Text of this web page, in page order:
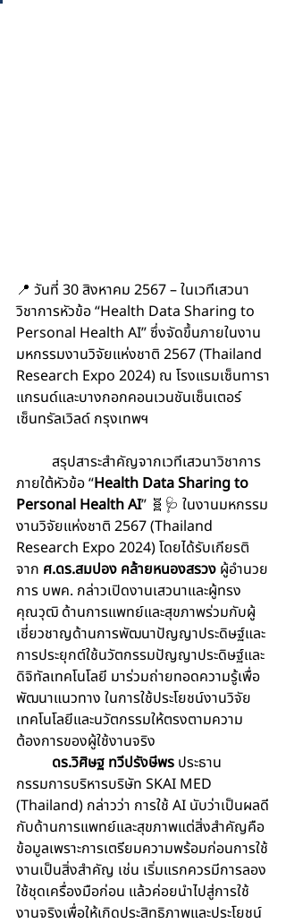
📍 วันที่ 30 สิงหาคม 2567 – ในเวทีเสวนา
วิชาการหัวข้อ “Health Data Sharing to
Personal Health AI” ซึ่งจัดขึ้นภายในงาน
มหกรรมงานวิจัยแห่งชาติ 2567 (Thailand
Research Expo 2024) ณ โรงแรมเซ็นทารา
แกรนด์และบางกอกคอนเวนชันเซ็นเตอร์
เซ็นทรัลเวิลด์ กรุงเทพฯ
สรุปสาระสำคัญจากเวทีเสวนาวิชาการ
ภายใต้หัวข้อ “Health Data Sharing to
Personal Health AI” 🧬🩺 ในงานมหกรรม
งานวิจัยแห่งชาติ 2567 (Thailand
Research Expo 2024) โดยได้รับเกียรติ
จาก ศ.ดร.สมปอง คล้ายหนองสรวง ผู้อำนวย
การ บพค. กล่าวเปิดงานเสวนาและผู้ทรง
คุณวุฒิ ด้านการแพทย์และสุขภาพร่วมกับผู้
เชี่ยวชาญด้านการพัฒนาปัญญาประดิษฐ์และ
การประยุกต์ใช้นวัตกรรมปัญญาประดิษฐ์และ
ดิจิทัลเทคโนโลยี มาร่วมถ่ายทอดความรู้เพื่อ
พัฒนาแนวทาง ในการใช้ประโยชน์งานวิจัย
เทคโนโลยีและนวัตกรรมให้ตรงตามความ
ต้องการของผู้ใช้งานจริง
ดร.วิศิษฐ ทวีปรังษีพร ประธาน
กรรมการบริหารบริษัท SKAI MED
(Thailand) กล่าวว่า การใช้ AI นับว่าเป็นผลดี
กับด้านการแพทย์และสุขภาพแต่สิ่งสำคัญคือ
ข้อมูลเพราะการเตรียมความพร้อมก่อนการใช้
งานเป็นสิ่งสำคัญ เช่น เริ่มแรกควรมีการลอง
ใช้ชุดเครื่องมือก่อน แล้วค่อยนำไปสู่การใช้
งานจริงเพื่อให้เกิดประสิทธิภาพและประโยชน์